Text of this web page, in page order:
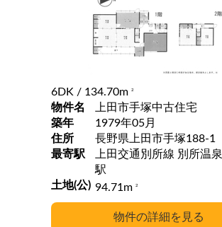
6DK / 134.70m 2
物件名
上田市手塚中古住宅
築年
1979年05月
住所
長野県上田市手塚188-1
最寄駅
上田交通別所線 別所温泉
駅
土地(公) 94.71m 2